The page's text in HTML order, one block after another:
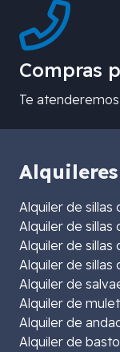
Compras
Te
Alquileres
Alquiler de sillas
Alquiler de
Alquiler de sillas
Alquiler de sillas
Alquiler de
Alquiler de
Alquiler de
Alquiler de